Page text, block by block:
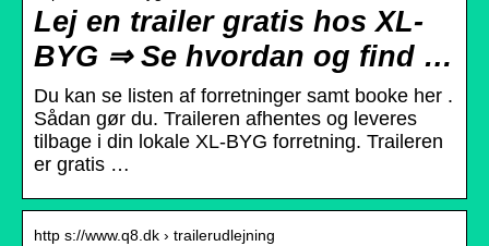
Lej en trailer gratis hos XL-
BYG ⇒ Se hvordan og find …
Du kan se listen af forretninger samt booke her .
Sådan gør du. Traileren afhentes og leveres
tilbage i din lokale XL-BYG forretning. Traileren
er gratis …
http s://www.q8.dk › trailerudlejning